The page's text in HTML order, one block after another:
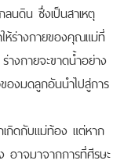
ลนดิน ซึ่งเป็นสาเหตุ
ห้ร่างกายของคุณแม่ที่
างกายจะขาดน้ำอย่าง
องมดลูกอันนำไปสู่การ
เกิดกับแม่ท้อง แต่หาก
อาจมาจากการที่ศีรษะ